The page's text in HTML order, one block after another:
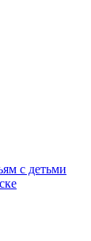
с детьми